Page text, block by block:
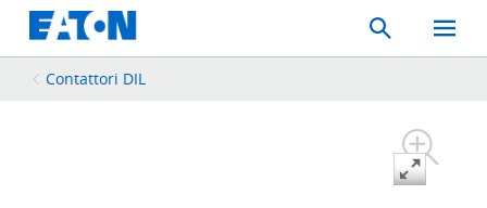
Search
Toggle
Mobile
Contattori DIL